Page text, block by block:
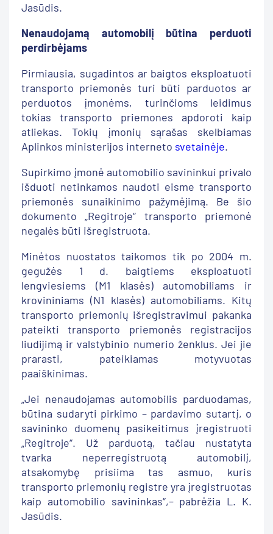
Jasūdis.
Nenaudojamą automobilį būtina perduoti
perdirbėjams
Pirmiausia, sugadintos ar baigtos eksploatuoti
transporto priemonės turi būti parduotos ar
perduotos įmonėms, turinčioms leidimus
tokias transporto priemones apdoroti kaip
atliekas. Tokių įmonių sąrašas skelbiamas
Aplinkos ministerijos interneto svetainėje.
Supirkimo įmonė automobilio savininkui privalo
išduoti netinkamos naudoti eisme transporto
priemonės sunaikinimo pažymėjimą. Be šio
dokumento „Regitroje“ transporto priemonė
negalės būti išregistruota.
Minėtos nuostatos taikomos tik po 2004 m.
gegužės 1 d. baigtiems eksploatuoti
lengviesiems (M1 klasės) automobiliams ir
krovininiams (N1 klasės) automobiliams. Kitų
transporto priemonių išregistravimui pakanka
pateikti transporto priemonės registracijos
liudijimą ir valstybinio numerio ženklus. Jei jie
prarasti, pateikiamas motyvuotas
paaiškinimas.
„Jei nenaudojamas automobilis parduodamas,
būtina sudaryti pirkimo – pardavimo sutartį, o
savininko duomenų pasikeitimus įregistruoti
„Regitroje“. Už parduotą, tačiau nustatyta
tvarka neperregistruotą automobilį,
atsakomybę prisiima tas asmuo, kuris
transporto priemonių registre yra įregistruotas
kaip automobilio savininkas“,– pabrėžia L. K.
Jasūdis.